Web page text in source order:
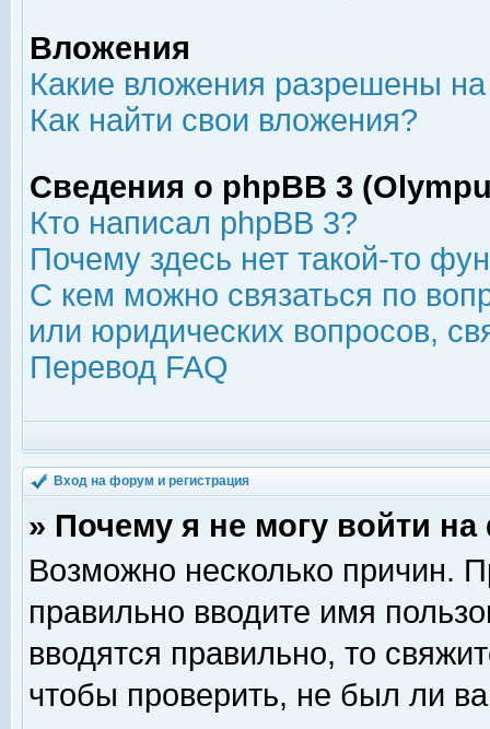
Вложения
Какие вложения разрешены
Как найти свои вложения?
Сведения о phpBB 3
Кто написал phpBB 3?
Почему здесь нет такой-то
С кем можно связаться по
или юридических вопросов,
Перевод FAQ
Вход на форум и регистрация
» Почему я не могу войти
Возможно несколько причин.
правильно вводите имя
вводятся правильно, то
чтобы проверить, не был ли